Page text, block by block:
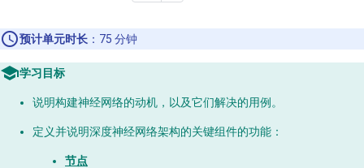
预计单元时长 ：75 分钟
学习目标
说明构建神经网络的动机，以及它们解决的用例。
定义并说明深度神经网络架构的关键组件的功能：
节点